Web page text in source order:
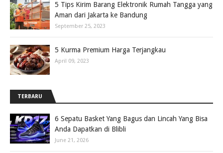
5 Tips Kirim Barang Elektronik Rumah Tangga yang
Aman dari Jakarta ke Bandung
September 25, 2023
5 Kurma Premium Harga Terjangkau
April 09, 2023
TERBARU
6 Sepatu Basket Yang Bagus dan Lincah Yang Bisa
Anda Dapatkan di Blibli
June 21, 2026